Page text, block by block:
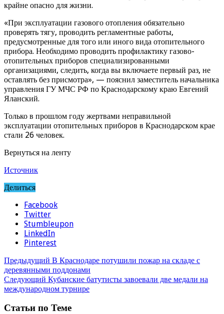
крайне опасно для жизни.
«При эксплуатации газового отопления обязательно
проверять тягу, проводить регламентные работы,
предусмотренные для того или иного вида отопительного
прибора. Необходимо проводить профилактику газово-
отопительных приборов специализированными
организациями, следить, когда вы включаете первый раз, не
оставлять без присмотра», — пояснил заместитель начальника
управления ГУ МЧС РФ по Краснодарскому краю Евгений
Яланский.
Только в прошлом году жертвами неправильной
эксплуатации отопительных приборов в Краснодарском крае
стали 26 человек.
Вернуться на ленту
Источник
Делиться
Facebook
Twitter
Stumbleupon
LinkedIn
Pinterest
Предыдущий В Краснодаре потушили пожар на складе с
деревянными поддонами
Следующий Кубанские батутисты завоевали две медали на
международном турнире
Статьи по Теме